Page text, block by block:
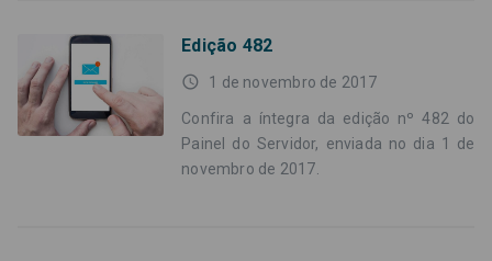
Edição 482
access_time 1 de novembro de 2017
Confira a íntegra da edição nº 482 do
Painel do Servidor, enviada no dia 1 de
novembro de 2017.